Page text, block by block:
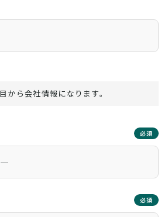
から会社情報になります。
必須
必須